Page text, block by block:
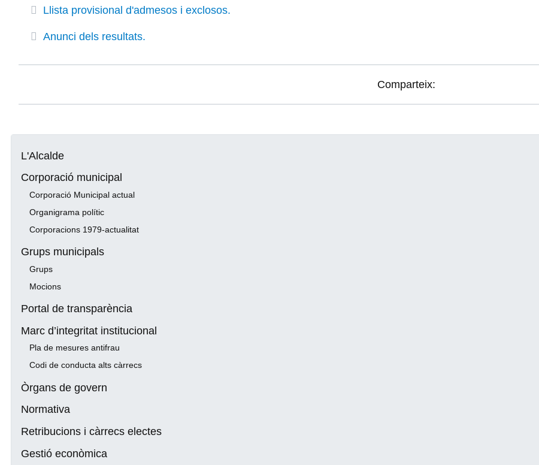
L'Alcalde
Corporació municipal
Corporació Municipal actual
Organigrama polític
Corporacions 1979-actualitat
Grups municipals
Grups
Mocions
Portal de transparència
Marc d’integritat institucional
Pla de mesures antifrau
Codi de conducta alts càrrecs
Òrgans de govern
Normativa
Retribucions i càrrecs electes
Gestió econòmica
Llista provisional d'admesos i exclosos.
Anunci dels resultats.
Comparteix: